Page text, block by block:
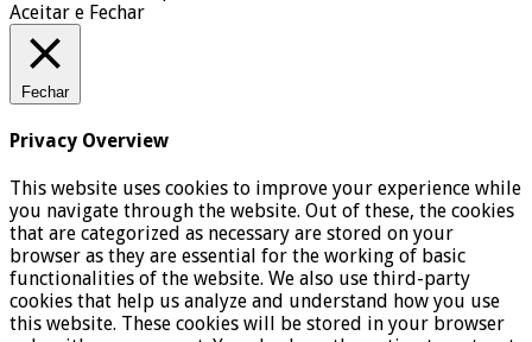
Aceitar e Fechar
Fechar
Privacy Overview
This website uses cookies to improve your experience while
you navigate through the website. Out of these, the cookies
that are categorized as necessary are stored on your
browser as they are essential for the working of basic
functionalities of the website. We also use third-party
cookies that help us analyze and understand how you use
this website. These cookies will be stored in your browser